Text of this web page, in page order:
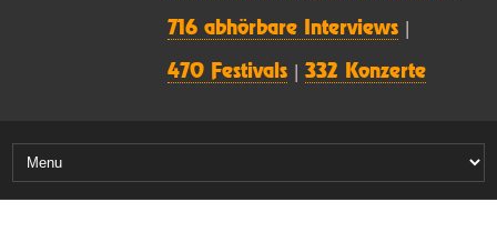
716 abhörbare Interviews
470 Festivals |332 Konzerte